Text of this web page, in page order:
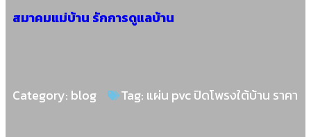
สมาคมแม่บ้าน รักการดูแลบ้าน
Category: blog Tag: แผ่น pvc ปิดโพรงใต้บ้าน ราคา